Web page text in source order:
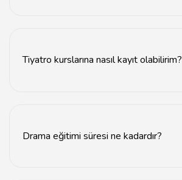
Tiyatro kurslarına nasıl kayıt olabilirim?
Drama eğitimi süresi ne kadardır?